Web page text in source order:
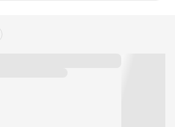
อกจากโจวหมิงรุ่ยคนเดียว